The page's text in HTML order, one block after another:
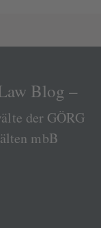
Blog –
der GÖRG
mbB